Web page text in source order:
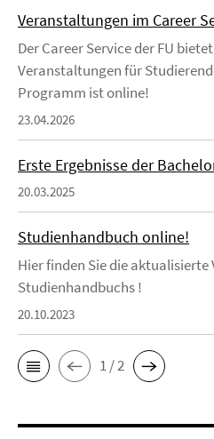
Veranstaltungen im Career
Der Career Service der FU
Veranstaltungen für
Programm ist online!
23.04.2026
Erste Ergebnisse der
20.03.2025
Studienhandbuch online!
Hier finden Sie die aktualisierte
Studienhandbuchs !
20.10.2023
1 / 2